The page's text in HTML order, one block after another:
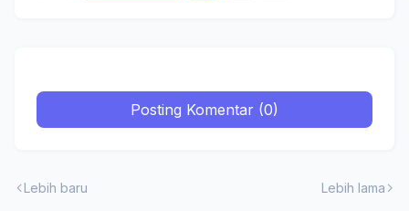
Posting Komentar (0)
Lebih baru Lebih lama